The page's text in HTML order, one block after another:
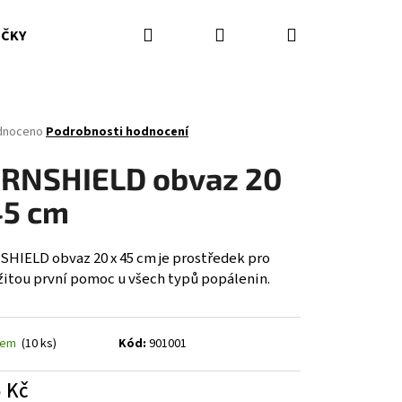
HASICÍ PŘÍSTROJE DOPLŇKY
Hledat PřihlášeníNákupní
Podrobnosti hodnocení
obvaz 20
cm
obvaz 20 x 45 cm je prostředek pro
první pomoc u všech typů popálenin.
(10 ks) Kód: 901001
Kč